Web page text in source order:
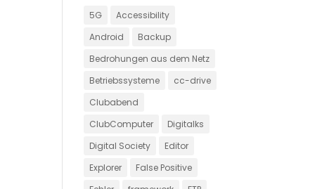
5G
Accessibility
Android
Backup
Bedrohungen aus dem Netz
Betriebssysteme
cc-drive
Clubabend
ClubComputer
Digitalks
Digital Society
Editor
Explorer
False Positive